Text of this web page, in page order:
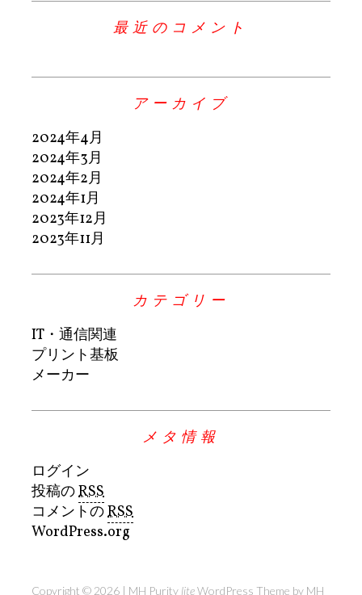
最近のコメント
アーカイブ
2024年4月
2024年3月
2024年2月
2024年1月
2023年12月
2023年11月
カテゴリー
IT・通信関連
プリント基板
メーカー
メタ情報
ログイン
投稿のRSS
コメントのRSS
WordPress.org
Copyright © 2026 | MH Purity liteWordPress Theme by MH